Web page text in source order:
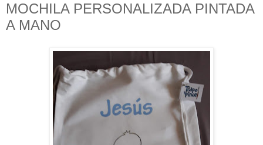
MOCHILA PERSONALIZADA PINTADA
A MANO